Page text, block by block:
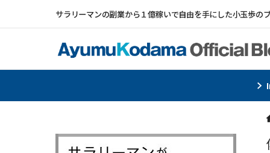
サラリーマンの副業から１億稼いで自由を手にした小玉歩の